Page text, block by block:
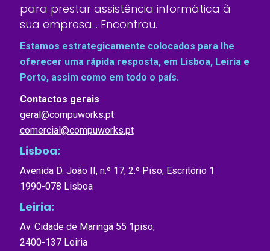
para prestar assistência informática à
sua empresa… Encontrou.
Estamos estrategicamente colocados para lhe
oferecer uma rápida resposta, em Lisboa, Leiria e
Porto, assim como em todo o país.
Contactos gerais
geral@compuworks.pt
comercial@compuworks.pt
Lisboa:
Avenida D. João II, n.º 17, 2.º Piso, Escritório 1
1990-078 Lisboa
Leiria:
Av. Cidade de Maringá 55 1piso,
2400-137 Leiria